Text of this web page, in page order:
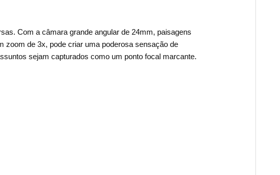
Com a câmara grande angular de 24mm, paisagens
zoom de 3x, pode criar uma poderosa sensação de
sejam capturados como um ponto focal marcante.